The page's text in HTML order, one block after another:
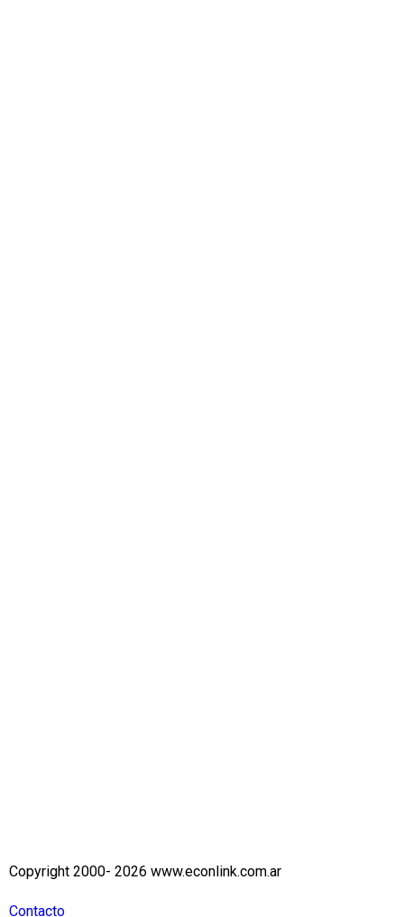
Copyright 2000- 2026 www.econlink.com.ar
Contacto